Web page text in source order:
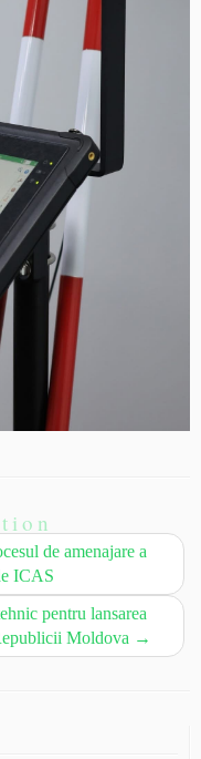
de amenajare a
ICAS
pentru lansarea
Moldova →